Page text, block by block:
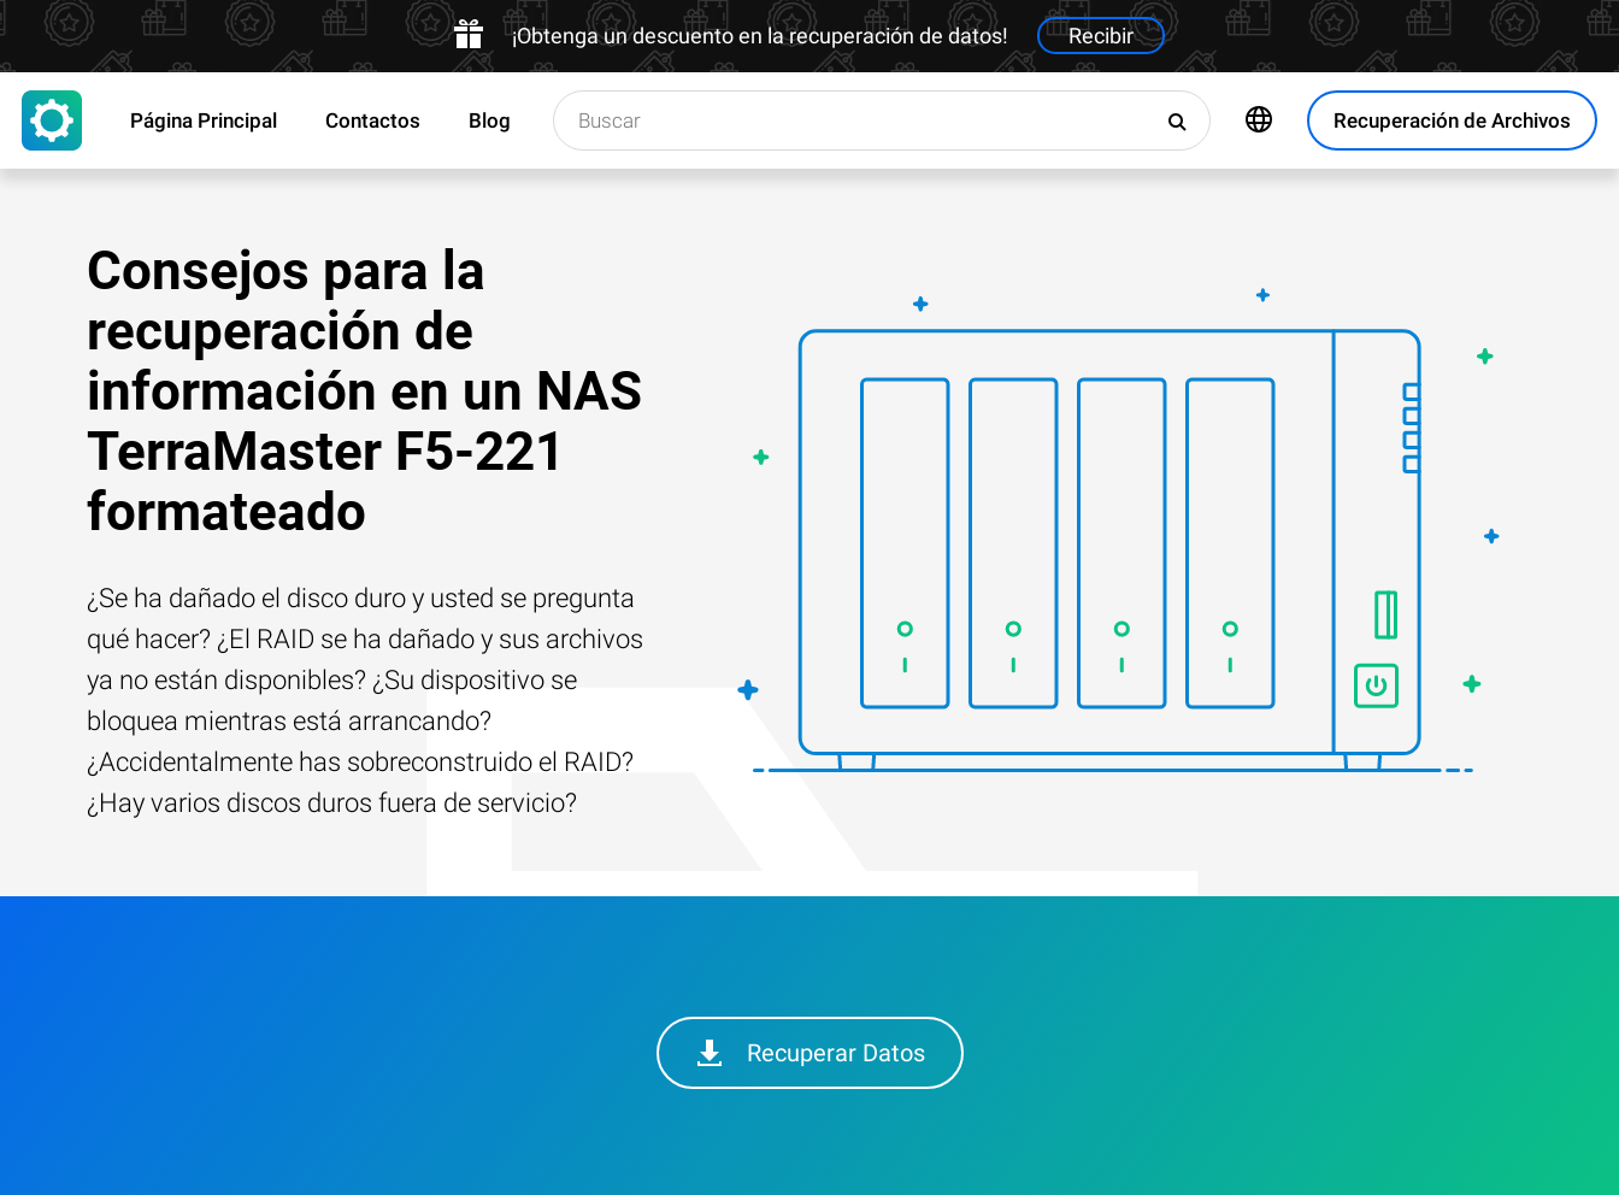
¡Obtenga un descuento en la recuperación de datos! Recibir
Recuperación de Archivos
Página Principal Contactos Blog
Consejos para la
recuperación de
información en un NAS
TerraMaster F5-221
formateado
¿Se ha dañado el disco duro y usted se pregunta
qué hacer? ¿El RAID se ha dañado y sus archivos
ya no están disponibles? ¿Su dispositivo se
bloquea mientras está arrancando?
¿Accidentalmente has sobreconstruido el RAID?
¿Hay varios discos duros fuera de servicio?
Recuperar Datos